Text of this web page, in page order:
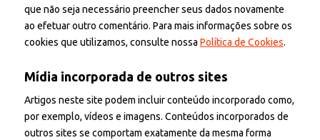
que não seja necessário preencher seus dados novamente
ao efetuar outro comentário. Para mais informações sobre os
cookies que utilizamos, consulte nossa Política de Cookies.
Mídia incorporada de outros sites
Artigos neste site podem incluir conteúdo incorporado como,
por exemplo, vídeos e imagens. Conteúdos incorporados de
outros sites se comportam exatamente da mesma forma